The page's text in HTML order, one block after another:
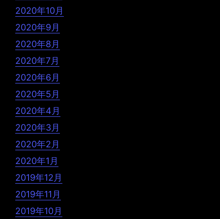
2020年10月
2020年9月
2020年8月
2020年7月
2020年6月
2020年5月
2020年4月
2020年3月
2020年2月
2020年1月
2019年12月
2019年11月
2019年10月